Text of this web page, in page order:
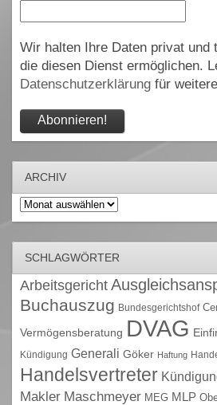
Wir halten Ihre Daten privat und
die diesen Dienst ermöglichen.
Datenschutzerklärungfür
ARCHIV
Archiv
SCHLAGWÖRTER
Arbeitsgericht
Buchauszug Bundesgerichtshof
Vermögensberatung DVAG
Kündigung Generali Göker Haftung
Handelsvertreter
Makler Maschmeyer MEG MLP